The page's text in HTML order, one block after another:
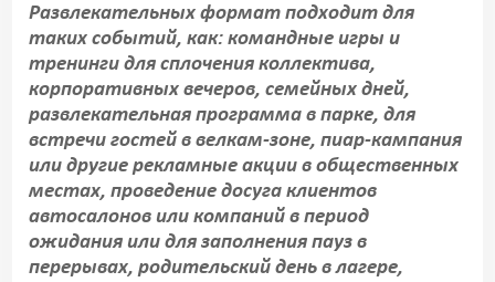
Развлекательных формат подходит для
таких событий, как: командные игры и
тренинги для сплочения коллектива,
корпоративных вечеров, семейных дней,
развлекательная программа в парке, для
встречи гостей в велкам-зоне, пиар-кампания
или другие рекламные акции в общественных
местах, проведение досуга клиентов
автосалонов или компаний в период
ожидания или для заполнения пауз в
перерывах, родительский день в лагере,